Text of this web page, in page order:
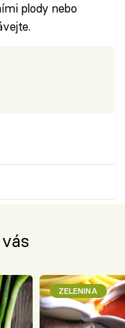
plody nebo
ZELENINA